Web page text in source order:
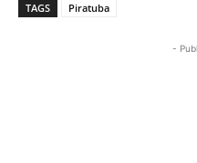
TAGS Piratuba
-